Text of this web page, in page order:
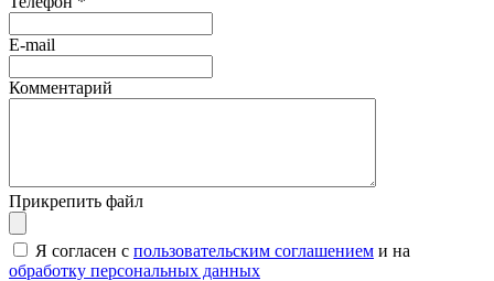
E-mail
Комментарий
Прикрепить файл
Я согласен с пользовательским соглашением и на
обработку персональных данных